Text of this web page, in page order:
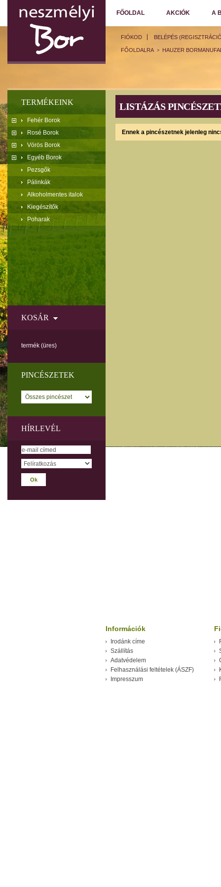
FIÓKOD BELÉPÉS
FŐOLDAL AKCIÓK A
TERMÉKEINK
Fehér Borok
Rosé Borok
Vörös Borok
Egyéb Borok
Pezsgők
Pálinkák
Alkoholmentes italok
Kiegészítők
Poharak
KOSÁR
termék (üres)
PINCÉSZETEK
HÍRLEVÉL
FŐOLDALRA > HAUZER
LISTÁZÁS
Ennek a pincészetnek jelenleg
Információk
Irodánk címe
Szállítás
Adatvédelem
Felhasználási feltételek (ÁSZF)
Impresszum